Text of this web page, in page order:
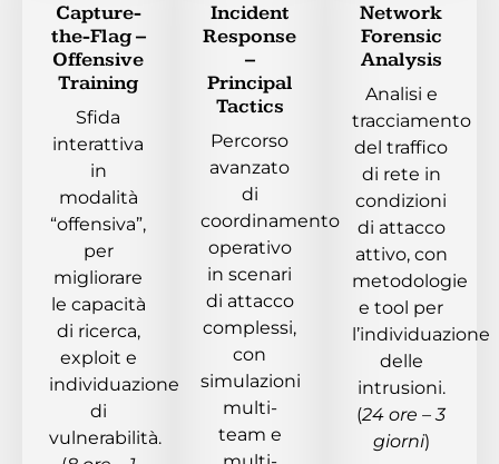
Capture-
the-Flag –
Offensive
Training
Sfida
interattiva
in
modalità
“offensiva”,
per
migliorare
le capacità
di ricerca,
exploit e
individuazione
di
vulnerabilità.
Incident
Response
–
Principal
Tactics
Percorso
avanzato
di
coordinamento
operativo
in scenari
di attacco
complessi,
con
simulazioni
multi-
team e
Network
Forensic
Analysis
Analisi e
tracciamento
del traffico
di rete in
condizioni
di attacco
attivo, con
metodologie
e tool per
l’individuazione
delle
intrusioni.
(24 ore – 3
giorni)